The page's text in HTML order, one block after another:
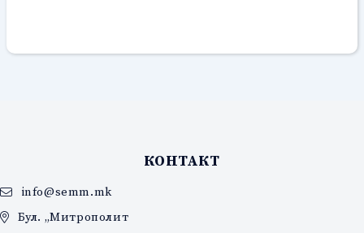
КОНТАКТ
info@semm.mk
Бул. „Митрополит